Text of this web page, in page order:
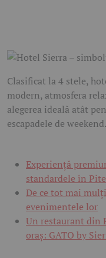
Clasificat la 4 stele,
modern, atmosfera
alegerea ideală atât
escapadele de weekend.
Experiență
standardele în
De ce tot mai
evenimentele lor
Un restaurant din
oraș: GATO by